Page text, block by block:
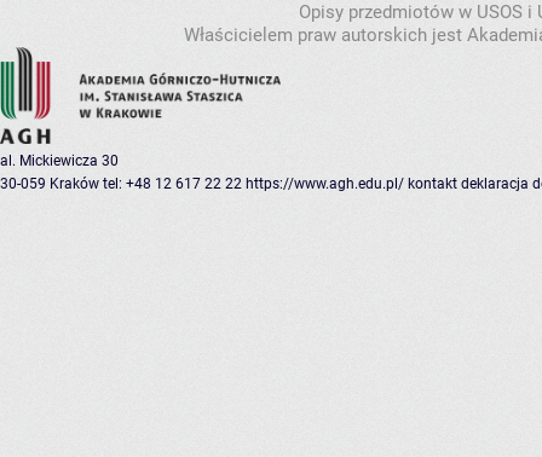
Opisy przedmiotów w USOS
Właścicielem praw autorskich jest
al. Mickiewicza 30
30-059 Kraków tel: +48 12 617 22 22 https://www.agh.edu.pl/ kontakt deklaracja